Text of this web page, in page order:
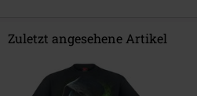
Zuletzt angesehene Artikel